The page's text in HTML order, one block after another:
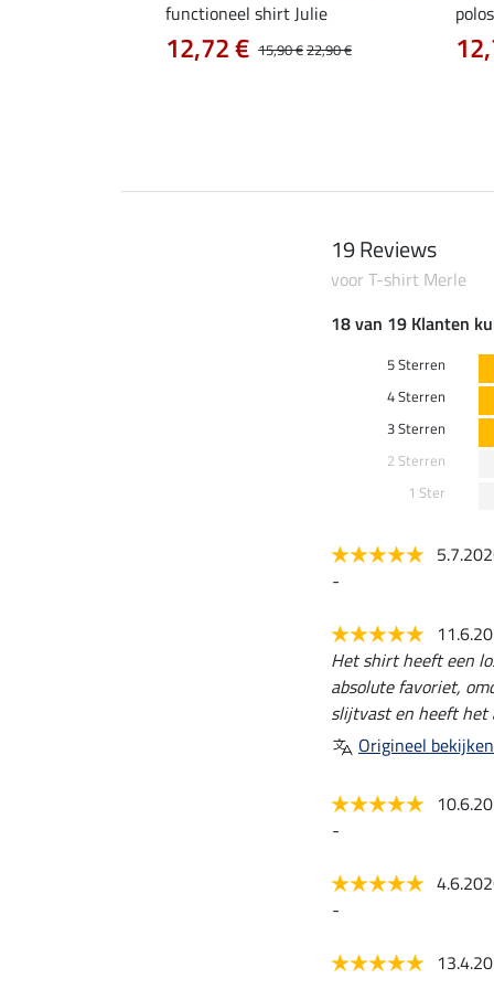
functioneel shirt Julie
15,90 €22,90 €
12,72 €
19 Reviews
voor T-shirt Merle
18 van 19 Klanten
5 Sterren
4 Sterren
3 Sterren
2 Sterren
1 Ster
-
Het shirt heeft een
absolute favoriet,
slijtvast en heeft het
Origineel bekijken
-
-